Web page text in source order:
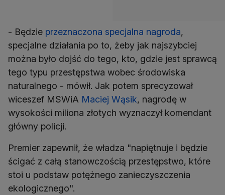
- Będzie przeznaczona specjalna nagroda,
specjalne działania po to, żeby jak najszybciej
można było dojść do tego, kto, gdzie jest sprawcą
tego typu przestępstwa wobec środowiska
naturalnego - mówił. Jak potem sprecyzował
wiceszef MSWiA Maciej Wąsik, nagrodę w
wysokości miliona złotych wyznaczył komendant
główny policji.
Premier zapewnił, że władza "napiętnuje i będzie
ścigać z całą stanowczością przestępstwo, które
stoi u podstaw potężnego zanieczyszczenia
ekologicznego".